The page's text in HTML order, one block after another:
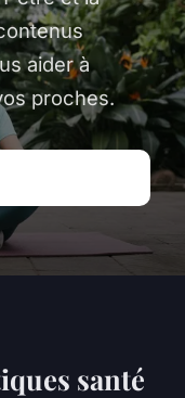
aider à
proches.
santé